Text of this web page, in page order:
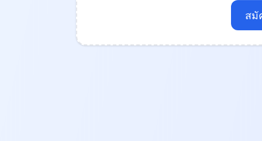
สมั